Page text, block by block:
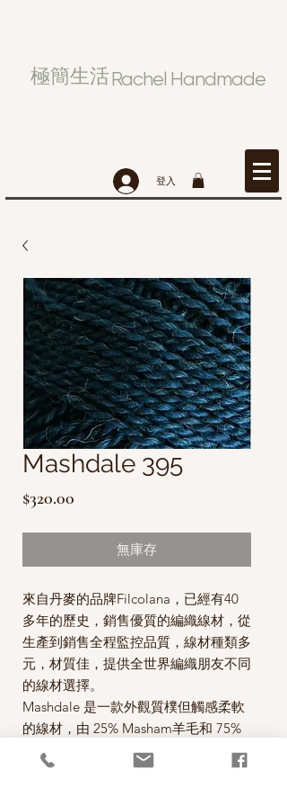
極簡生活Rachel Handmade
登入
Mashdale 395
$320.00
無庫存
來自丹麥的品牌Filcolana，已經有40
多年的歷史，銷售優質的編織線材，從
生產到銷售全程監控品質，線材種類多
元，材質佳，提供全世界編織朋友不同
的線材選擇。
Mashdale 是一款外觀質樸但觸感柔軟
的線材，由 25% Masham羊毛和 75%
Corriedale羊毛混紡而成。Masham羊
的毛色為棕色，而Corriedale羊的毛色